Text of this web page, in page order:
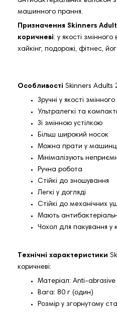
машинного прання.
Призначення Skinners
коричневі: у якості змінного
хайкінг, подорожі, фітнес,
Особливості Skinners Adults
Зручні у якості змінного
Ультралегкі та
Зі змінною устілкою
Більш широкий носок
Можна прати у машинці
Мінімалізують
Ручна робота
Стійкі до зношування
Легкі у догляді
Стійкі до механічних
Мають
Чохол для пакування у
Технічні характеристики
коричневі:
Матеріал: Anti-
Вага: 80 г (один)
Розмір у згорнутому